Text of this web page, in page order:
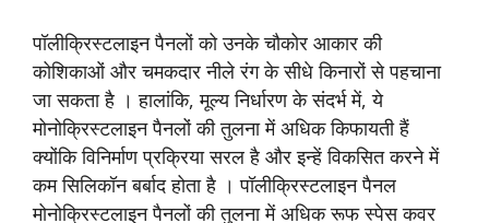
पॉलीक्रिस्टलाइन पैनलों को उनके चौकोर आकार की
कोशिकाओं और चमकदार नीले रंग के सीधे किनारों से पहचाना
जा सकता है । हालांकि, मूल्य निर्धारण के संदर्भ में, ये
मोनोक्रिस्टलाइन पैनलों की तुलना में अधिक किफायती हैं
क्योंकि विनिर्माण प्रक्रिया सरल है और इन्हें विकसित करने में
कम सिलिकॉन बर्बाद होता है । पॉलीक्रिस्टलाइन पैनल
मोनोक्रिस्टलाइन पैनलों की तुलना में अधिक रूफ स्पेस कवर